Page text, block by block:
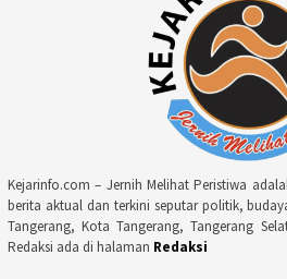
Kejarinfo.com – Jernih Melihat Peristiwa
berita aktual dan terkini seputar politik,
Tangerang, Kota Tangerang, Tangerang
Redaksi ada di halaman Redaksi